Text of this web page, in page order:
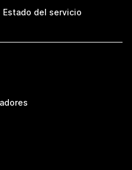
Estado del servicio